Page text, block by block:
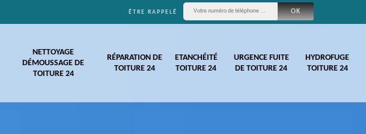
ÊTRE RAPPELÉ
NETTOYAGE
DÉMOUSSAGE DE
TOITURE 24
RÉPARATION DE
TOITURE 24
ETANCHÉITÉ
TOITURE 24
URGENCE FUITE
DE TOITURE 24
HYDROFUGE
TOITURE 24